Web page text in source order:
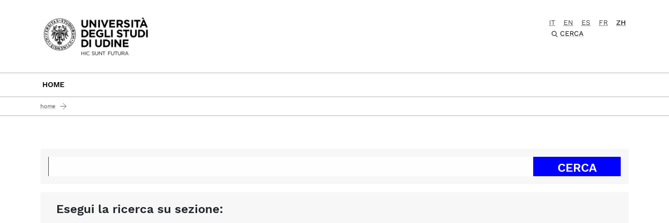
Passa al contenuto principale
IT EN ES FR
ZH
CERCA
HOME
home
Esegui la ricerca su sezione: